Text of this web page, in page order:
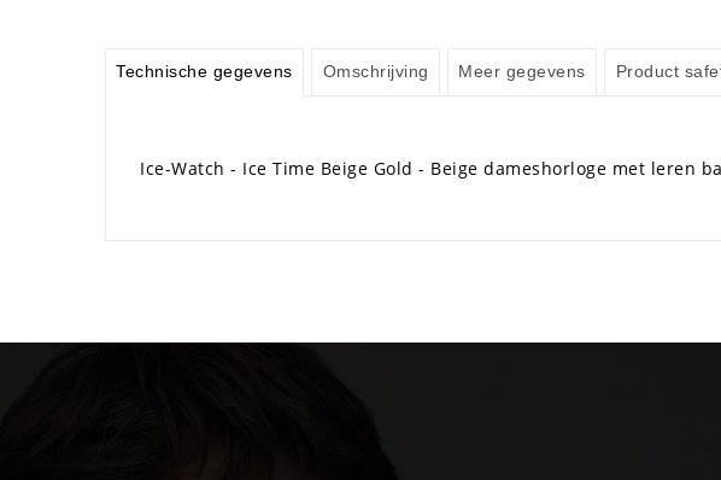
Technische gegevens Omschrijving Meer gegevens Product
Ice-Watch - Ice Time Beige Gold - Beige dameshorloge met leren